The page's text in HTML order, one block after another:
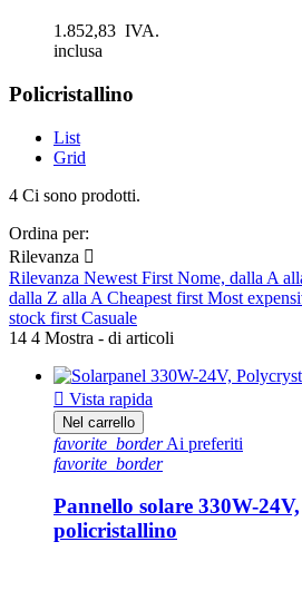
1.852,83 IVA.
inclusa
Policristallino
List
Grid
4 Ci sono prodotti.
Ordina per:
Rilevanza 
Rilevanza Newest First Nome, dalla A
dalla Z alla A Cheapest first Most
stock first Casuale
14 4 Mostra - di articoli
 Vista rapida
Nel carrello
favorite_borderAi preferiti
favorite_border
Pannello solare 330W-24V,
policristallino